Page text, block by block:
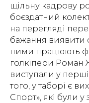
щільну кадрову
боєздатний
на перегляді
бажання виявити
ними працюють
голкіпери Роман
виступали у
того, у таборі є
Спорт», які були